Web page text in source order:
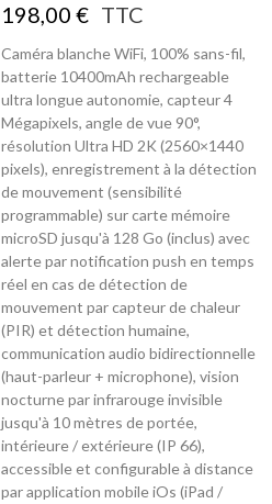
198,00 € TTC
Caméra blanche WiFi, 100% sans-fil,
batterie 10400mAh rechargeable
ultra longue autonomie, capteur 4
Mégapixels, angle de vue 90°,
résolution Ultra HD 2K (2560×1440
pixels), enregistrement à la détection
de mouvement (sensibilité
programmable) sur carte mémoire
microSD jusqu'à 128 Go (inclus) avec
alerte par notification push en temps
réel en cas de détection de
mouvement par capteur de chaleur
(PIR) et détection humaine,
communication audio bidirectionnelle
(haut-parleur + microphone), vision
nocturne par infrarouge invisible
jusqu'à 10 mètres de portée,
intérieure / extérieure (IP 66),
accessible et configurable à distance
par application mobile iOs (iPad /